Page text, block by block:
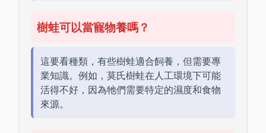
樹蛙可以當寵物養嗎？
這要看種類，有些樹蛙適合飼養，但需要專
業知識。例如，莫氏樹蛙在人工環境下可能
活得不好，因為牠們需要特定的濕度和食物
來源。